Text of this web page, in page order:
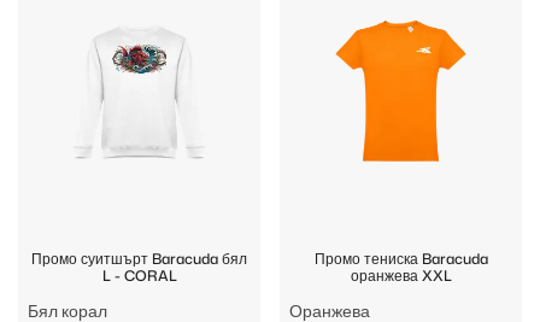
Промо суитшърт Baracuda бял
L - CORAL
Бял корал
Промо тениска Baracuda
оранжева XXL
Оранжева